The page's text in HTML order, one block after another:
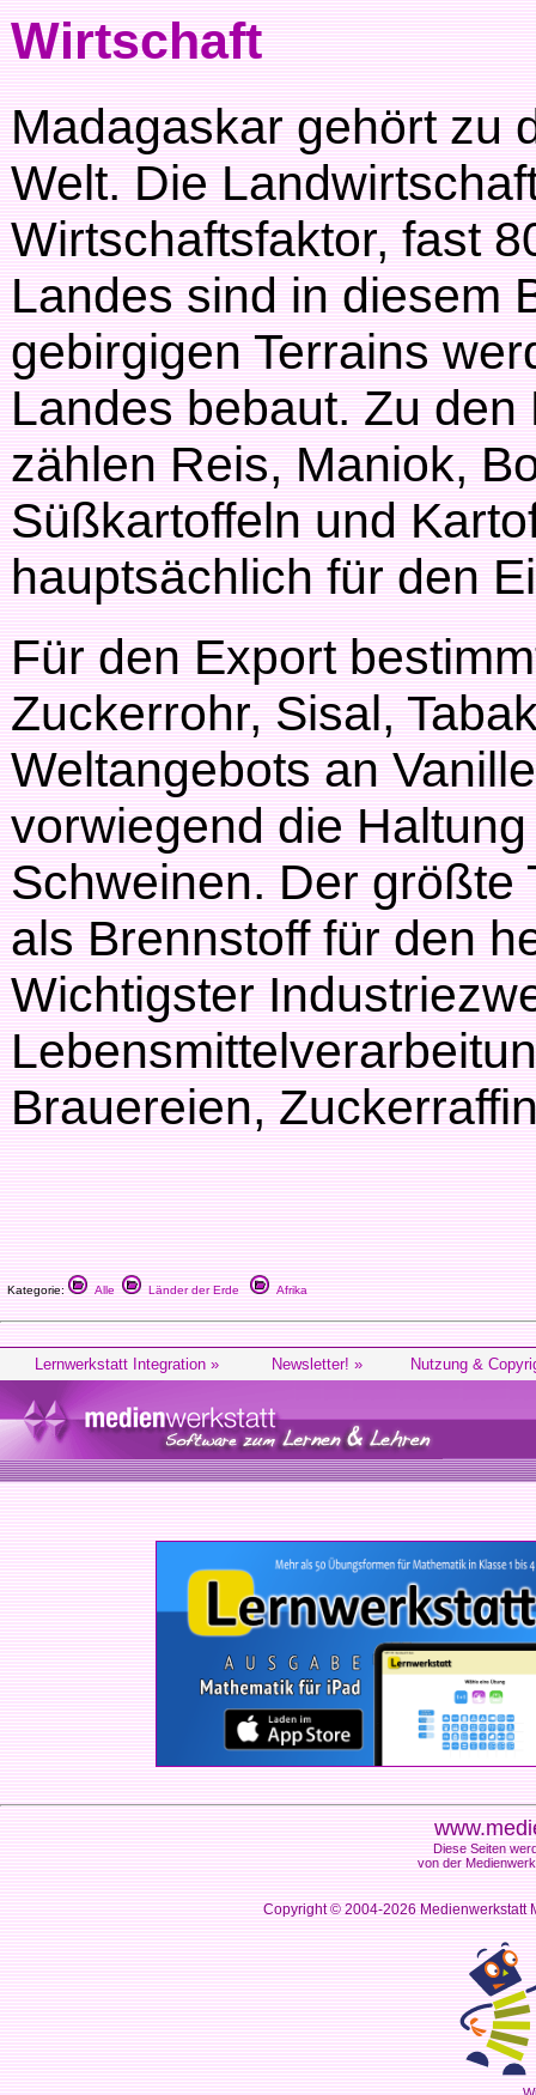
Wirtschaft
Madagaskar gehört zu
Welt. Die
Wirtschaftsfaktor, fast
Landes sind in diesem
gebirgigen Terrains
Landes bebaut. Zu
zählen Reis, Maniok,
Süßkartoffeln und
hauptsächlich für den
Für den Export
Zuckerrohr, Sisal,
Weltangebots an
vorwiegend die
Schweinen. Der größte
als Brennstoff für den
Wichtigster
Brauereien,
Kategorie: Alle Länder der Erde Afrika
Lernwerkstatt Integration » Newsletter! » Nutzung &
Diese Seiten
von der
Copyright © 2004-2026 Medienwerkstatt